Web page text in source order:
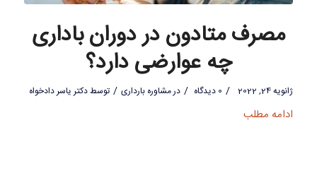
مصرف متادون در دوران باداری
چه عوارضی دارد؟
ژانویه 24, 2022 / 0 دیدگاه / درمشاوره بارداری / توسطدکتر یاسر دادخواه
ادامه مطلب